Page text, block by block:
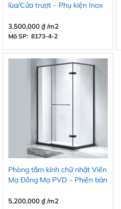
lùa/Cửa trượt – Phụ kiện Inox
3,500,000₫/m2
Mã SP: 8173-4-2
Phòng tắm kính chữ nhật Viền
Mạ Đồng Mạ PVD – Phiên bản
5,200,000₫/m2